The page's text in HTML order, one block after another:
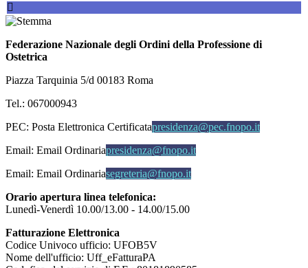
Federazione Nazionale degli Ordini della Professione di
Ostetrica
Piazza Tarquinia 5/d 00183 Roma
Tel.: 067000943
PEC: Posta Elettronica Certificatapresidenza@pec.fnopo.it
Email: Email Ordinariapresidenza@fnopo.it
Email: Email Ordinariasegreteria@fnopo.it
Orario apertura linea telefonica:
Lunedì-Venerdì 10.00/13.00 - 14.00/15.00
Fatturazione Elettronica
Codice Univoco ufficio: UFOB5V
Nome dell'ufficio: Uff_eFatturaPA